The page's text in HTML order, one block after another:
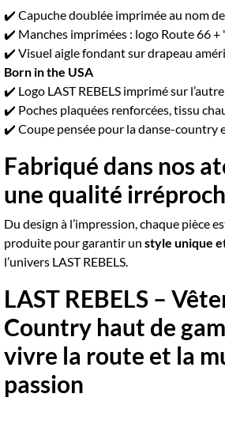
✔️ Capuche doublée imprimée au nom
✔️ Manches imprimées : logo Route 66 +
✔️ Visuel aigle fondant sur drapeau
Born in the USA
✔️ Logo LAST REBELS imprimé sur
✔️ Poches plaquées renforcées, tissu
✔️ Coupe pensée pour la danse-country
Fabriqué dans nos
une qualité
Du design à l’impression, chaque pièce
produite pour garantir un style unique
l’univers LAST REBELS.
LAST REBELS –
Country haut de
vivre la route et la
passion